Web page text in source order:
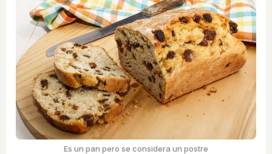
Es un pan pero se considera un postre